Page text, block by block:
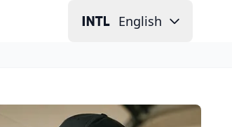
English